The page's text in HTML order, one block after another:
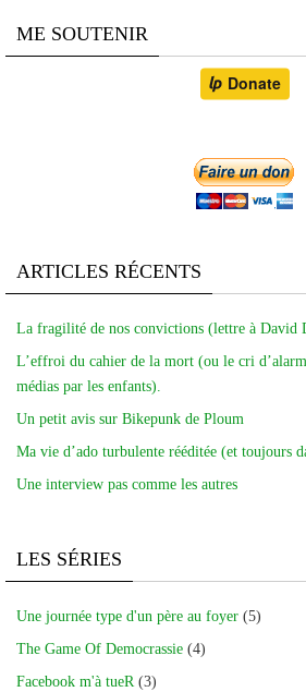
ME SOUTENIR
ARTICLES RÉCENTS
La fragilité de nos convictions (lettre à David
L’effroi du cahier de la mort (ou le cri
médias par les enfants).
Un petit avis sur Bikepunk de Ploum
Ma vie d’ado turbulente rééditée (et toujours
Une interview pas comme les autres
LES SÉRIES
Une journée type d'un père au foyer (5)
The Game Of Democrassie (4)
Facebook m'à tueR(3)